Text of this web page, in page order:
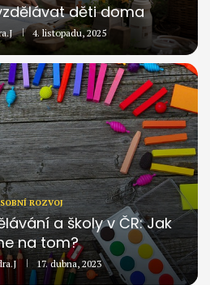
děti doma
4. listopadu, 2025
ROZVOJ
a školy v ČR: Jak
na tom?
17. dubna, 2023